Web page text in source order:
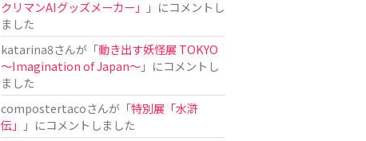
クリマンAIグッズメーカー」
」にコメントし
ました
katarina8さんが「動き出す妖怪展 TOKYO
〜Imagination of Japan〜」にコメントし
ました
compostertacoさんが「特別展「水滸
伝」
」にコメントしました